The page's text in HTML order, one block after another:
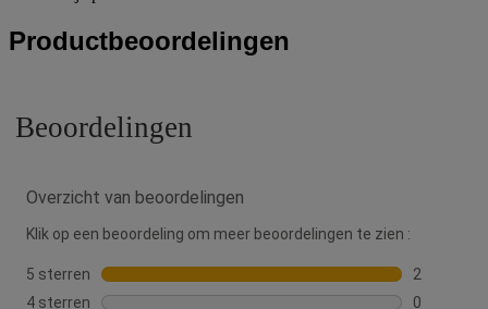
Productbeoordelingen